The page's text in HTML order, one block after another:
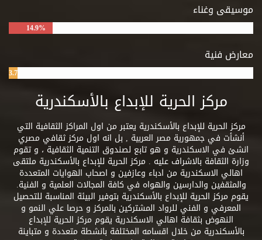
موسيقى وغناء
14.9%
معارض فنية
3.7%
مركز الحرية للإبداع بالأسكندرية
مركز الحرية للإبداع بالأسكندرية يعتبر من اول المراكز الثقافية التي
أنشأت في جمهورية مصر العربية , بل انه اول مركز ثقافي مصري
انشئ في الاسكندرية و هو تابع لصندوق التنمية الثقافية ، و تقوم
وزارة الثقافة بالاشراف عليه . مركز الحرية للإبداع بالأسكندرية ملتقى
اهالي الاسكندرية من ادباء وعازفين و اصحاب الهوايات المتعددة
والمثقفين والدارسين والهواه في كافة المجالات العلمية و الفنية.
يقوم مركز الحرية للإبداع بالأسكندرية بتوفير البيئة المناسبة للتحصيل
المعرفي و الفني للرواد المشتركين بالمركز و حرصا علي النمو و
النهوض بثقافة اهالي الاسكندرية يقوم مركز الحرية للإبداع
بالأسكندرية من خلال اقسامه المختلفة بانشطة متعددة و متباينة